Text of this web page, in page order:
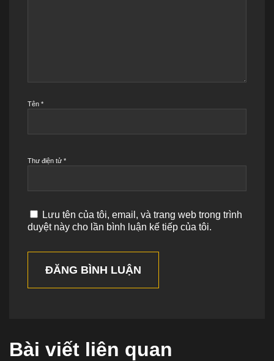
Tên *
Thư điện tử *
Lưu tên của tôi, email, và trang web trong trình
duyệt này cho lần bình luận kế tiếp của tôi.
ĐĂNG BÌNH LUẬN
Bài viết liên quan